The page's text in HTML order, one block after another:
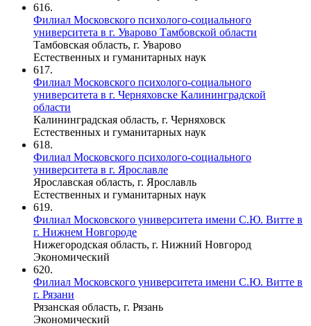
616.
Филиал Московского психолого-социального
университета в г. Уварово Тамбовской области
Тамбовская область, г. Уварово
Естественных и гуманитарных наук
617.
Филиал Московского психолого-социального
университета в г. Черняховске Калининградской
области
Калининградская область, г. Черняховск
Естественных и гуманитарных наук
618.
Филиал Московского психолого-социального
университета в г. Ярославле
Ярославская область, г. Ярославль
Естественных и гуманитарных наук
619.
Филиал Московского университета имени С.Ю. Витте в
г. Нижнем Новгороде
Нижегородская область, г. Нижний Новгород
Экономический
620.
Филиал Московского университета имени С.Ю. Витте в
г. Рязани
Рязанская область, г. Рязань
Экономический